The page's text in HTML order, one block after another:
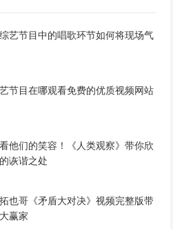
艺节目中的唱歌环节如何将现场气
节目在哪观看免费的优质视频网站
他们的笑容！《人类观察》带你欣
诙谐之处
也哥《矛盾大对决》视频完整版带
赢家